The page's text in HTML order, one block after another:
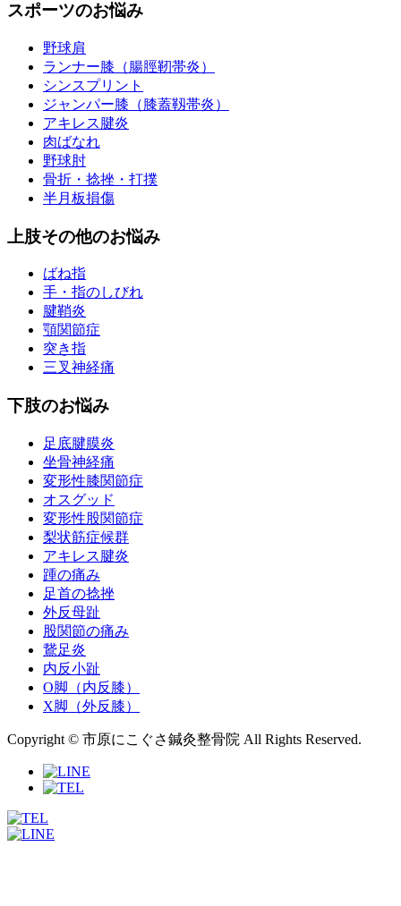
スポーツのお悩み
野球肩
ランナー膝（腸脛靭帯炎）
シンスプリント
ジャンパー膝（膝蓋靱帯炎）
アキレス腱炎
肉ばなれ
野球肘
骨折・捻挫・打撲
半月板損傷
上肢その他のお悩み
ばね指
手・指のしびれ
腱鞘炎
顎関節症
突き指
三叉神経痛
下肢のお悩み
足底腱膜炎
坐骨神経痛
変形性膝関節症
オスグッド
変形性股関節症
梨状筋症候群
アキレス腱炎
踵の痛み
足首の捻挫
外反母趾
股関節の痛み
鵞足炎
内反小趾
O脚（内反膝）
X脚（外反膝）
Copyright © 市原にこぐさ鍼灸整骨院 All Rights Reserved.